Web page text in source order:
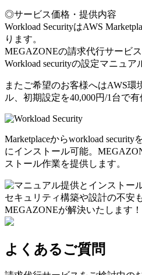
◎サービス価格・提供内容
Workload SecurityはAWS
ります。
MEGAZONEの請求代行サービ
Workload securityの設定マニュア
またご希望のお客様へはAWS環
ル、初期設定を40,000円/1台で有
Marketplaceからworkload
にインストール可能。
ストール作業を提供します。
セキュリティ構築や設計の不安
MEGAZONEが解決いたします！
よくあるご質問